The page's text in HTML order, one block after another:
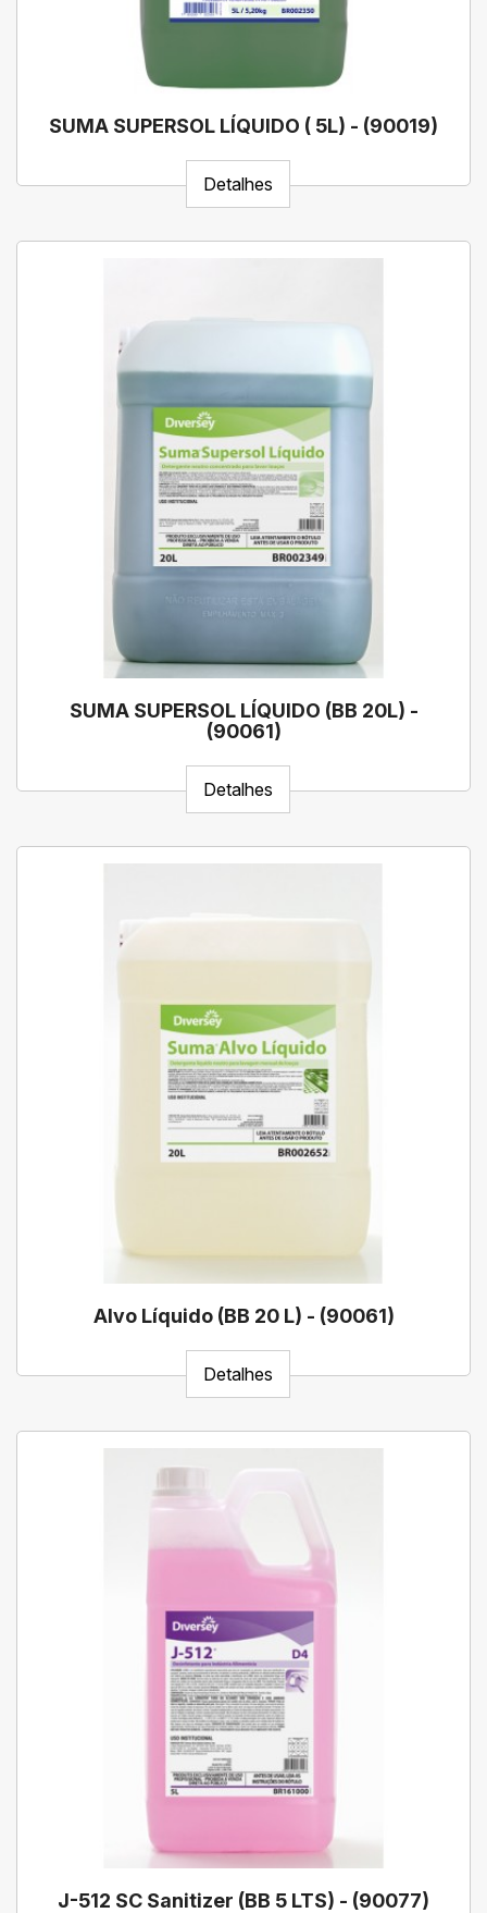
SUMA SUPERSOL LÍQUIDO ( 5L) - (90019)
Detalhes
SUMA SUPERSOL LÍQUIDO (BB 20L) -
(90061)
Detalhes
Alvo Líquido (BB 20 L) - (90061)
Detalhes
J-512 SC Sanitizer (BB 5 LTS) - (90077)